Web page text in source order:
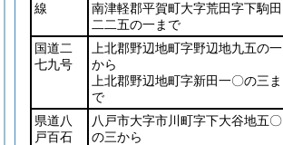
線
南津軽郡平賀町大字荒田字下駒田
二二五の一まで
国道二
七九号
上北郡野辺地町字野辺地九五の一
から
上北郡野辺地町字新田一〇の三ま
で
県道八
戸百石
八戸市大字市川町字下大谷地五〇
の三から